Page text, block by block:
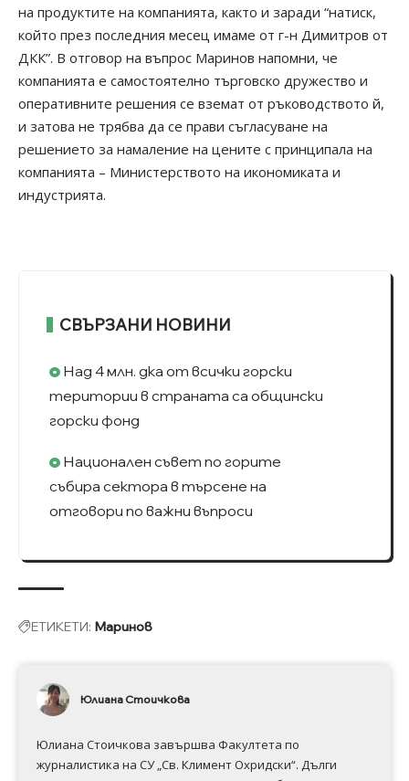
на продуктите на компанията, както и заради “натиск,
който през последния месец имаме от г-н Димитров от
ДКК”. В отговор на въпрос Маринов напомни, че
компанията е самостоятелно търговско дружество и
оперативните решения се вземат от ръководството й,
и затова не трябва да се прави съгласуване на
решението за намаление на цените с принципала на
компанията – Министерството на икономиката и
индустрията.
СВЪРЗАНИ НОВИНИ
Над 4 млн. дка от всички горски
територии в страната са общински
горски фонд
Национален съвет по горите
събира сектора в търсене на
отговори по важни въпроси
ЕТИКЕТИ: Маринов
Юлиана Стоичкова
Юлиана Стоичкова завършва Факултета по
журналистика на СУ „Св. Климент Охридски“. Дълги